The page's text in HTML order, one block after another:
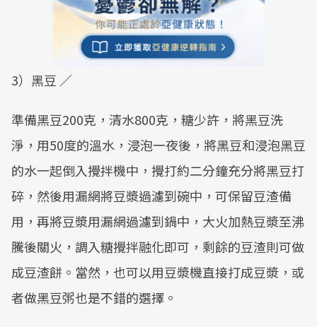
3）黑豆 ／
準備黑豆200克，清水800克，糖少許，將黑豆洗
淨，用50度的溫水，浸泡一夜後，將黑豆和浸泡黑豆
的水一起倒入攪拌機中，攪打約二分鐘充分將黑豆打
碎，然後用漏網將豆漿過濾到碗中，可保留豆渣備
用，再將豆漿用漏網過濾到鍋中，大火加熱豆漿至沸
騰後關火，調入糖攪拌融化即可，剩餘的豆渣則可做
成豆渣餅。當然，也可以用豆漿機直接打成豆漿，或
者做黑豆粥也是不錯的選擇。